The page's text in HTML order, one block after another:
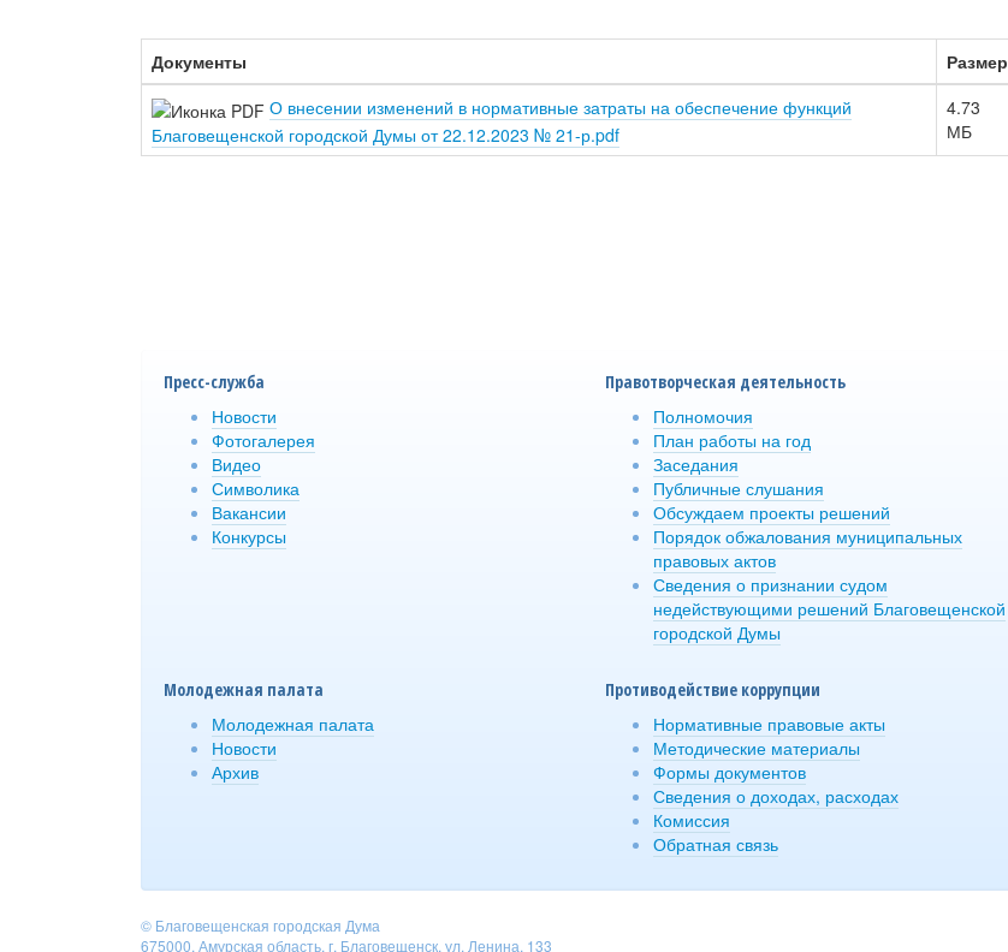
Документы
Размер
О внесении изменений в нормативные затраты на обеспечение функций
Благовещенской городской Думы от 22.12.2023 № 21-р.pdf
4.73
МБ
Пресс-служба
Новости
Фотогалерея
Видео
Символика
Вакансии
Конкурсы
Правотворческая деятельность
Полномочия
План работы на год
Заседания
Публичные слушания
Обсуждаем проекты решений
Порядок обжалования муниципальных
правовых актов
Сведения о признании судом
недействующими решений Благовещенской
городской Думы
Молодежная палата
Молодежная палата
Новости
Архив
Противодействие коррупции
Нормативные правовые акты
Методические материалы
Формы документов
Сведения о доходах, расходах
Комиссия
Обратная связь
© Благовещенская городская Дума
675000, Амурская область, г. Благовещенск, ул. Ленина, 133